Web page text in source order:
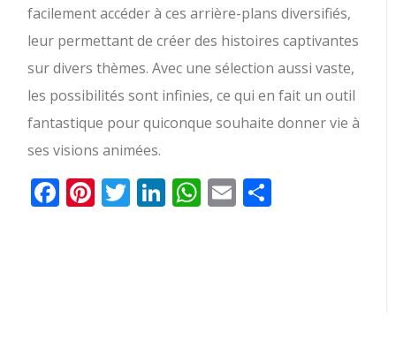
facilement accéder à ces arrière-plans diversifiés,
leur permettant de créer des histoires captivantes
sur divers thèmes. Avec une sélection aussi vaste,
les possibilités sont infinies, ce qui en fait un outil
fantastique pour quiconque souhaite donner vie à
ses visions animées.
Facebook
Pinterest
Twitter
LinkedIn
WhatsApp
Email